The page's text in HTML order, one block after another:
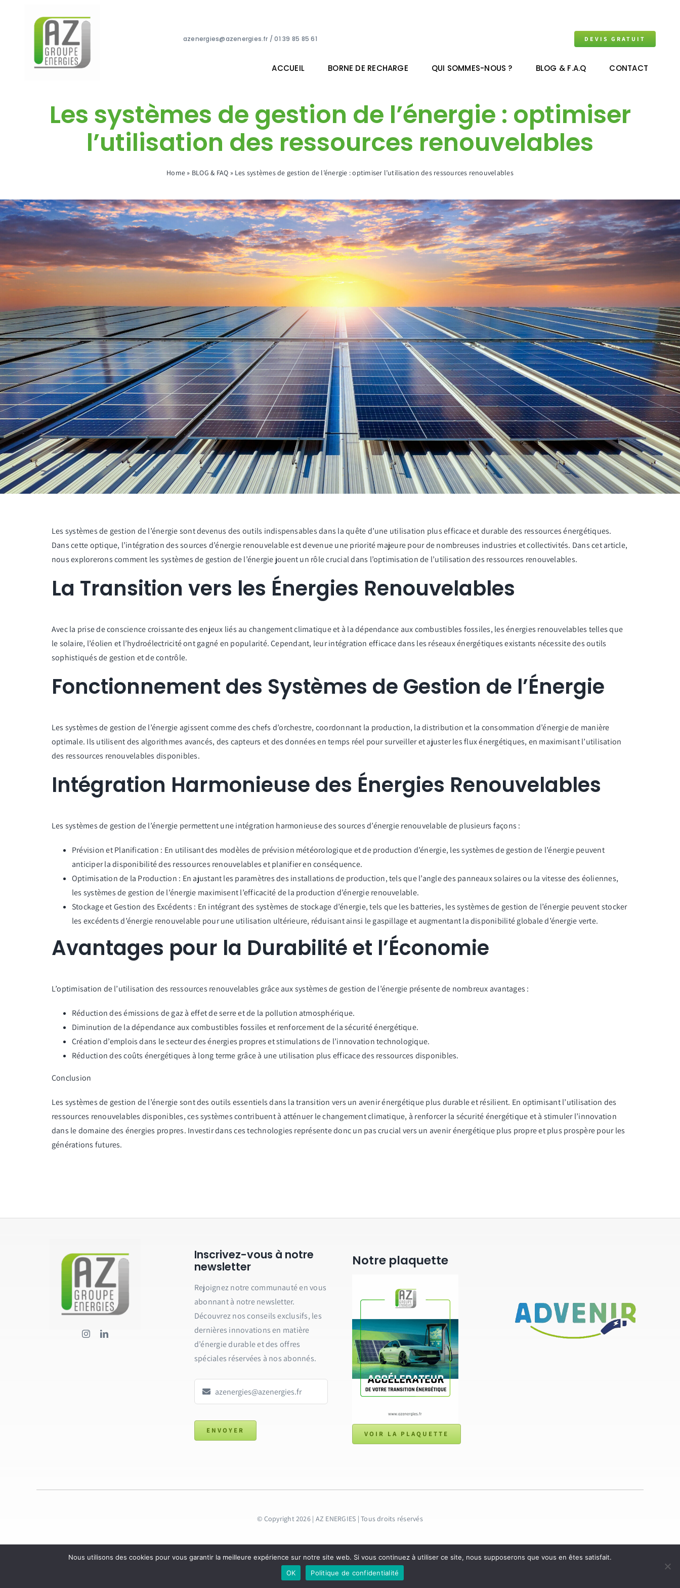
azenergies@azenergies.fr / 01 39 85 85 61 DEVIS GRATUIT
ACCUEIL BORNE DE RECHARGE QUI SOMMES-NOUS ? BLOG & F.A.Q CONTACT
Les systèmes de gestion de l’énergie : optimiser
l’utilisation des ressources renouvelables
Home » BLOG & FAQ » Les systèmes de gestion de l’énergie : optimiser l’utilisation des ressources renouvelables
Les systèmes de gestion de l’énergie sont devenus des outils indispensables dans la quête d’une utilisation plus efficace et durable des ressources énergétiques.
Dans cette optique, l’intégration des sources d’énergie renouvelable est devenue une priorité majeure pour de nombreuses industries et collectivités. Dans cet article,
nous explorerons comment les systèmes de gestion de l’énergie jouent un rôle crucial dans l’optimisation de l’utilisation des ressources renouvelables.
La Transition vers les Énergies Renouvelables
Avec la prise de conscience croissante des enjeux liés au changement climatique et à la dépendance aux combustibles fossiles, les énergies renouvelables telles que
le solaire, l’éolien et l’hydroélectricité ont gagné en popularité. Cependant, leur intégration efficace dans les réseaux énergétiques existants nécessite des outils
sophistiqués de gestion et de contrôle.
Fonctionnement des Systèmes de Gestion de l’Énergie
Les systèmes de gestion de l’énergie agissent comme des chefs d’orchestre, coordonnant la production, la distribution et la consommation d’énergie de manière
optimale. Ils utilisent des algorithmes avancés, des capteurs et des données en temps réel pour surveiller et ajuster les flux énergétiques, en maximisant l’utilisation
des ressources renouvelables disponibles.
Intégration Harmonieuse des Énergies Renouvelables
Les systèmes de gestion de l’énergie permettent une intégration harmonieuse des sources d’énergie renouvelable de plusieurs façons :
Prévision et Planification : En utilisant des modèles de prévision météorologique et de production d’énergie, les systèmes de gestion de l’énergie peuvent
anticiper la disponibilité des ressources renouvelables et planifier en conséquence.
Optimisation de la Production : En ajustant les paramètres des installations de production, tels que l’angle des panneaux solaires ou la vitesse des éoliennes,
les systèmes de gestion de l’énergie maximisent l’efficacité de la production d’énergie renouvelable.
Stockage et Gestion des Excédents : En intégrant des systèmes de stockage d’énergie, tels que les batteries, les systèmes de gestion de l’énergie peuvent stocker
les excédents d’énergie renouvelable pour une utilisation ultérieure, réduisant ainsi le gaspillage et augmentant la disponibilité globale d’énergie verte.
Avantages pour la Durabilité et l’Économie
L’optimisation de l’utilisation des ressources renouvelables grâce aux systèmes de gestion de l’énergie présente de nombreux avantages :
Réduction des émissions de gaz à effet de serre et de la pollution atmosphérique.
Diminution de la dépendance aux combustibles fossiles et renforcement de la sécurité énergétique.
Création d’emplois dans le secteur des énergies propres et stimulations de l’innovation technologique.
Réduction des coûts énergétiques à long terme grâce à une utilisation plus efficace des ressources disponibles.
Conclusion
Les systèmes de gestion de l’énergie sont des outils essentiels dans la transition vers un avenir énergétique plus durable et résilient. En optimisant l’utilisation des
ressources renouvelables disponibles, ces systèmes contribuent à atténuer le changement climatique, à renforcer la sécurité énergétique et à stimuler l’innovation
dans le domaine des énergies propres. Investir dans ces technologies représente donc un pas crucial vers un avenir énergétique plus propre et plus prospère pour les
générations futures.
Inscrivez-vous à notre
newsletter
Rejoignez notre communauté en vous
abonnant à notre newsletter.
Découvrez nos conseils exclusifs, les
dernières innovations en matière
d’énergie durable et des offres
spéciales réservées à nos abonnés.
ENVOYER
Notre plaquette
VOIR LA PLAQUETTE
© Copyright 2026 | AZ ENERGIES | Tous droits réservés
Nous utilisons des cookies pour vous garantir la meilleure expérience sur notre site web. Si vous continuez à utiliser ce site, nous supposerons que vous en êtes satisfait.
OK
Politique de confidentialité